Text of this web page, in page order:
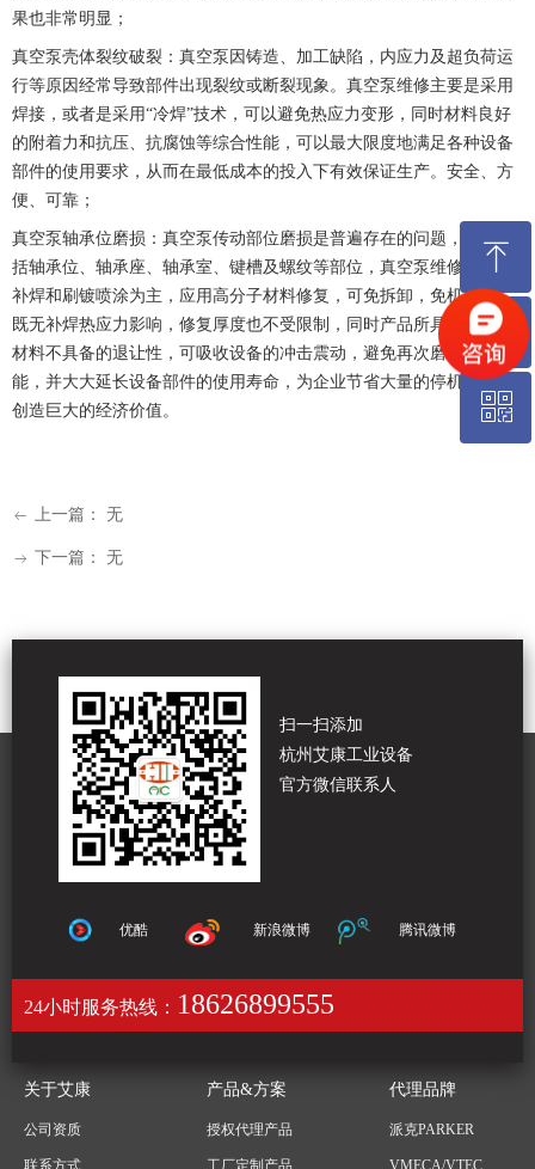
果也非常明显；
真空泵壳体裂纹破裂：真空泵因铸造、加工缺陷，内应力及超负荷运
行等原因经常导致部件出现裂纹或断裂现象。真空泵维修主要是采用
焊接，或者是采用“冷焊”技术，可以避免热应力变形，同时材料良好
的附着力和抗压、抗腐蚀等综合性能，可以最大限度地满足各种设备
部件的使用要求，从而在最低成本的投入下有效保证生产。安全、方
便、可靠；
真空泵轴承位磨损：真空泵传动部位磨损是普遍存在的问题，其中包
括轴承位、轴承座、轴承室、键槽及螺纹等部位，真空泵维修主要以
补焊和刷镀喷涂为主，应用高分子材料修复，可免拆卸，免机加工。
既无补焊热应力影响，修复厚度也不受限制，同时产品所具有的金属
材料不具备的退让性，可吸收设备的冲击震动，避免再次磨损的可
能，并大大延长设备部件的使用寿命，为企业节省大量的停机时间，
创造巨大的经济价值。
ꂃ 上一篇： 无
ꁹ 下一篇： 无
腾讯微博
优酷 新浪微博
扫一扫添加
杭州艾康工业设备
官方微信联系人
24小时服务热线： 18626899555
公司资质
联系方式
关于艾康
授权代理产品
工厂定制产品
产品&方案
派克PARKER
VMECA/VTEC
代理品牌
ꁸ
回到顶部
ꂅ
18626899555
ꀥ